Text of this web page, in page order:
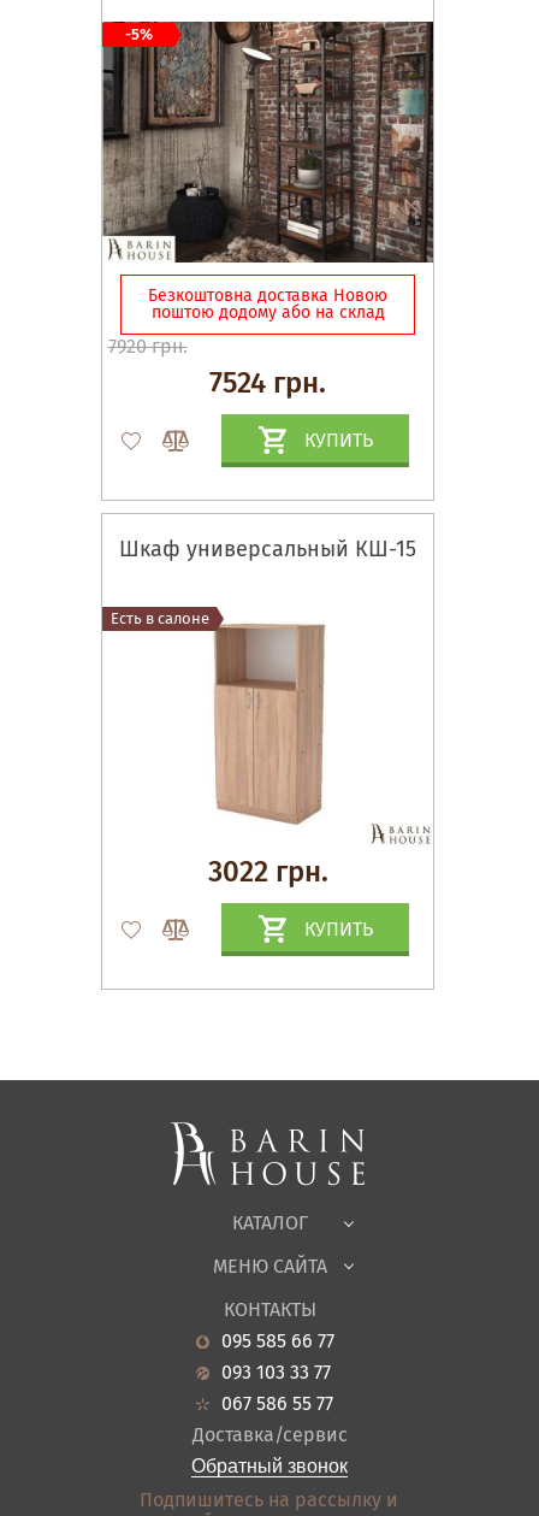
Безкоштовна доставка Новою
поштою додому або на склад
7920 грн.
7524 грн.
КУПИТЬ
-5%
Шкаф универсальный КШ-15
3022 грн.
КУПИТЬ
Есть в салоне
КАТАЛОГ
Спальни, Кровати
Корпусная мебель
Офисная мебель
Садовая мебель
Гостиная
Кухня
Прихожие
Ванная
Акции
МЕНЮ САЙТА
О нас
Новости
Гарантия
Кредит
Оплата и доставка
Отзывы
Контакты
КОНТАКТЫ
095 585 66 77
093 103 33 77
067 586 55 77
Доставка/сервис
Обратный звонок
Подпишитесь на рассылку и